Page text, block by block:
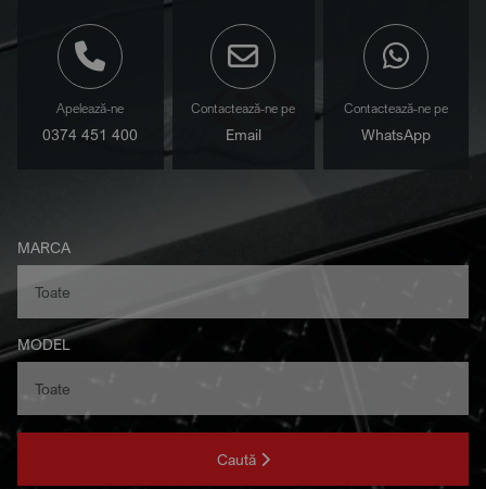
Apelează-ne
0374 451 400
Contactează-ne pe
Email
Contactează-ne pe
WhatsApp
MARCA
MODEL
Caută